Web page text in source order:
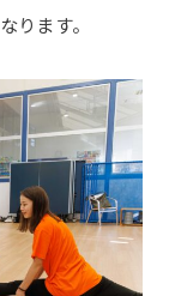
ります。